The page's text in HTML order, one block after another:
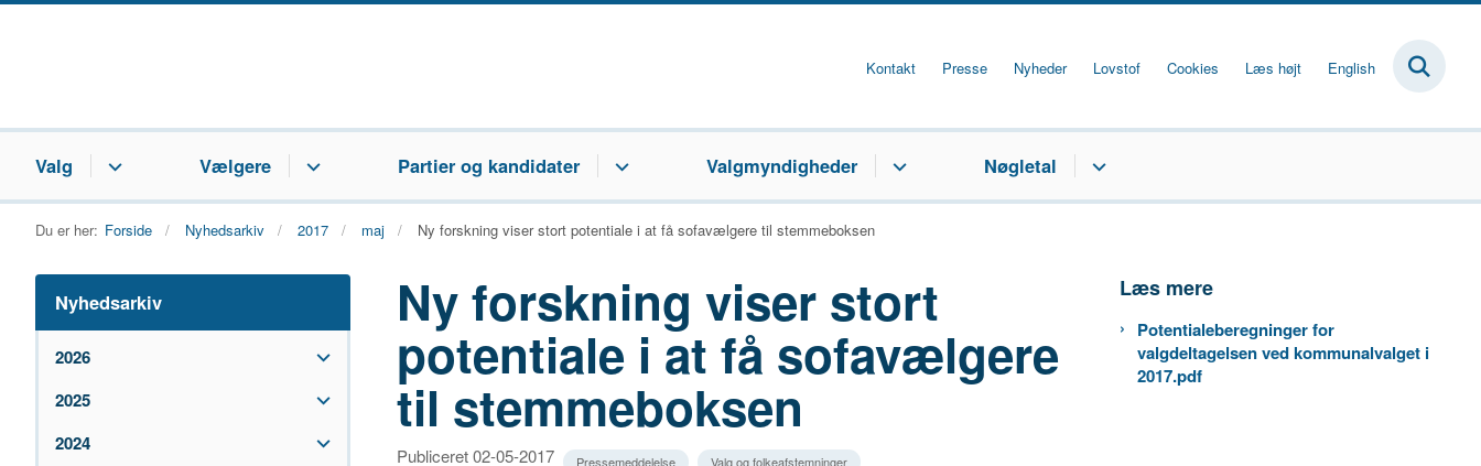
Kontakt Presse Nyheder Lovstof Cookies Læs højt English
Valg Vælgere Partier og kandidater Valgmyndigheder Nøgletal
Du er her: Forside Nyhedsarkiv 2017 maj Ny forskning viser stort potentiale i at få sofavælgere til stemmeboksen
Nyhedsarkiv
2026
2025
2024
Ny forskning viser stort
potentiale i at få sofavælgere
til stemmeboksen
Publiceret 02-05-2017 Pressemeddelelse Valg og folkeafstemninger
Læs mere
Potentialeberegninger for
valgdeltagelsen ved kommunalvalget i
2017.pdf